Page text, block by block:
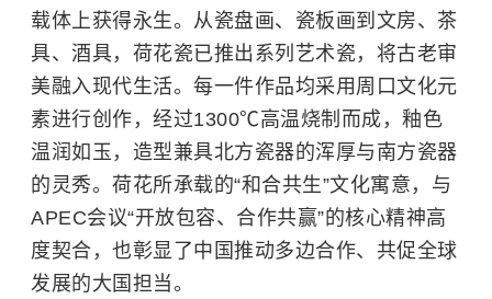
载体上获得永生。从瓷盘画、瓷板画到文房、茶
具、酒具，荷花瓷已推出系列艺术瓷，将古老审
美融入现代生活。每一件作品均采用周口文化元
素进行创作，经过1300℃高温烧制而成，釉色
温润如玉，造型兼具北方瓷器的浑厚与南方瓷器
的灵秀。荷花所承载的“和合共生”文化寓意，与
APEC会议“开放包容、合作共赢”的核心精神高
度契合，也彰显了中国推动多边合作、共促全球
发展的大国担当。